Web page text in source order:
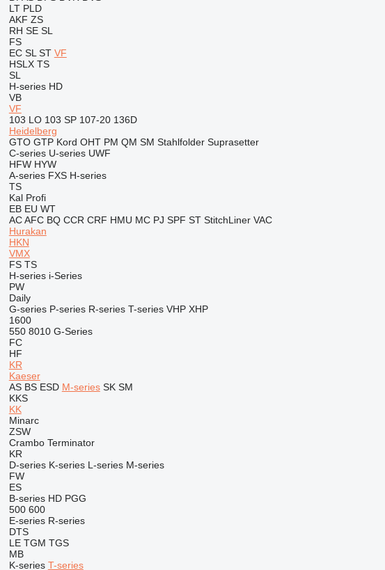
LT PLD
AKF ZS
RH SE SL
FS
EC SL ST VF
HSLX TS
SL
H-series HD
VB
VF
103 LO 103 SP 107-20 136D
Heidelberg
GTO GTP Kord OHT PM QM SM Stahlfolder Suprasetter
C-series U-series UWF
HFW HYW
A-series FXS H-series
TS
Kal Profi
EB EU WT
AC AFC BQ CCR CRF HMU MC PJ SPF ST StitchLiner VAC
Hurakan
HKN
VMX
FS TS
H-series i-Series
PW
Daily
G-series P-series R-series T-series VHP XHP
1600
550 8010 G-Series
FC
HF
KR
Kaeser
AS BS ESD M-series SK SM
KKS
KK
Minarc
ZSW
Crambo Terminator
KR
D-series K-series L-series M-series
FW
ES
B-series HD PGG
500 600
E-series R-series
DTS
LE TGM TGS
MB
K-series T-series